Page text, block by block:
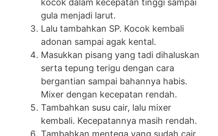
kocok dalam kecepatan tinggi sampai
gula menjadi larut.
Lalu tambahkan SP. Kocok kembali
adonan sampai agak kental.
Masukkan pisang yang tadi dihaluskan
serta tepung terigu dengan cara
bergantian sampai bahannya habis.
Mixer dengan kecepatan rendah.
Tambahkan susu cair, lalu mixer
kembali. Kecepatannya masih rendah.
Tambahkan mentega yang sudah cair,